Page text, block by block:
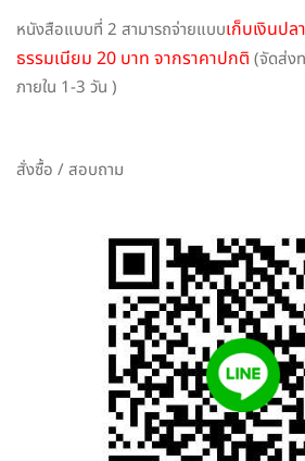
หนังสือแบบที่ 2 สามารถจ่ายแบบเก็บเงินปล
ธรรมเนียม 20 บาท จากราคาปกติ (จัดส่ง
ภายใน 1-3 วัน )
สั่งซื้อ / สอบถาม